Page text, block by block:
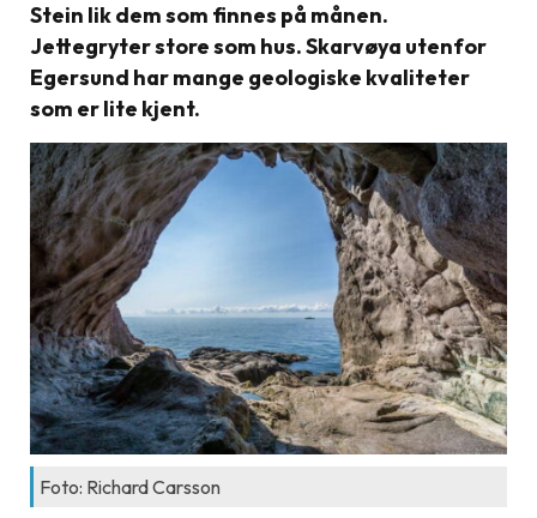
Stein lik dem som finnes på månen.
Jettegryter store som hus. Skarvøya utenfor
Egersund har mange geologiske kvaliteter
som er lite kjent.
Foto: Richard Carsson